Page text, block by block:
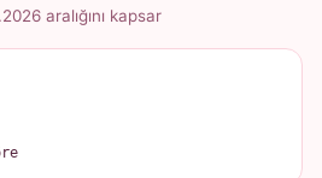
aralığını kapsar